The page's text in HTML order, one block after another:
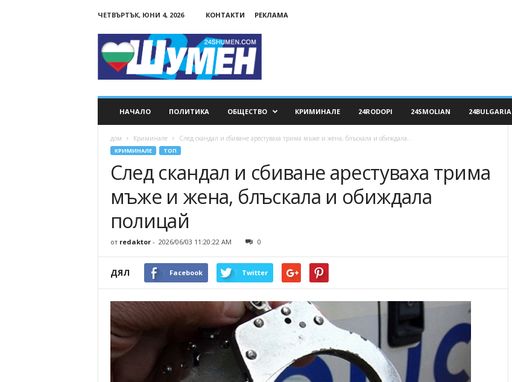
ЧЕТВЪРТЪК, ЮНИ 4, 2026 КОНТАКТИ РЕКЛАМА
НАЧАЛО ПОЛИТИКА ОБЩЕСТВО КРИМИНАЛЕ 24RODOPI 24SMOLIAN 24BULGARIA
дом Криминале След скандал и сбиване арестуваха трима мъже и жена, блъскала и обиждала...
КРИМИНАЛЕ ТОП
След скандал и сбиване арестуваха трима
мъже и жена, блъскала и обиждала
полицай
от redaktor- 2026/06/03 11:20:22 AM 0
ДЯЛ Facebook Twitter